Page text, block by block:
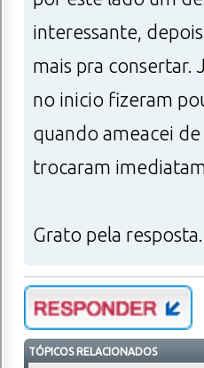
interessante,
mais pra consertar.
no inicio fizeram
quando ameacei
trocaram
Grato pela resposta.
TÓPICOS RELACIONADOS